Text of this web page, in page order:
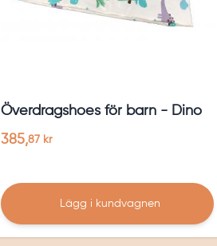
Överdragshoes för barn - Dino
385,87 kr
Lägg i kundvagnen